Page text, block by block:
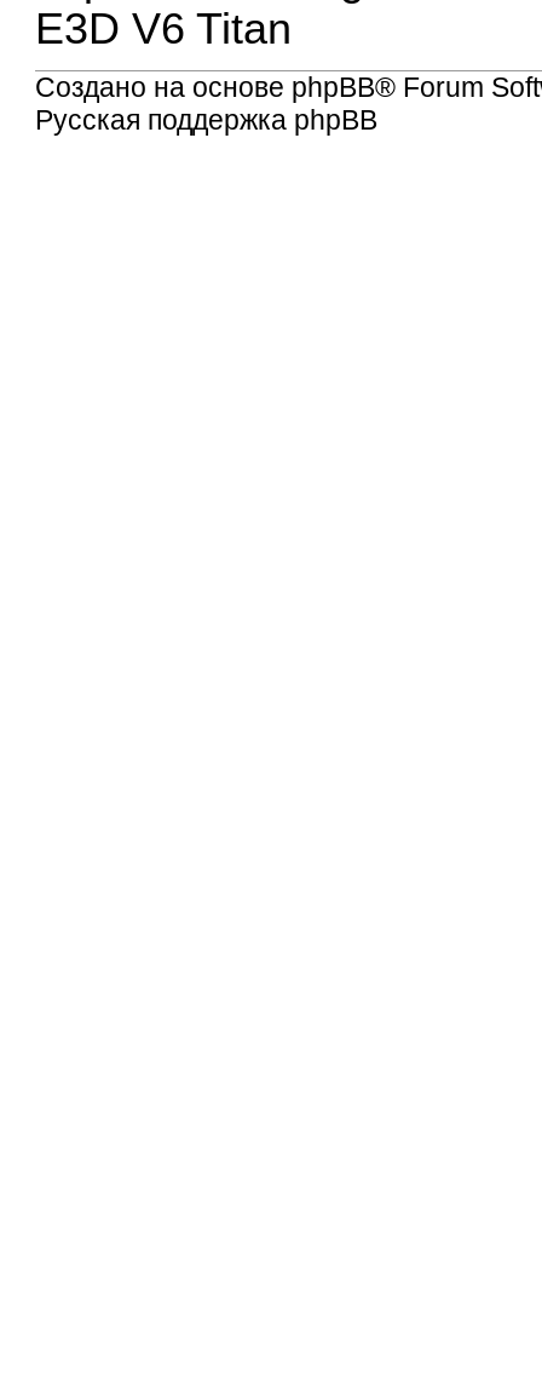
E3D V6 Titan
Создано на основе phpBB® Forum
Русская поддержка phpBB